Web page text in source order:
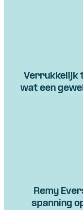
Verrukkelijk
wat een
Remy
spanning